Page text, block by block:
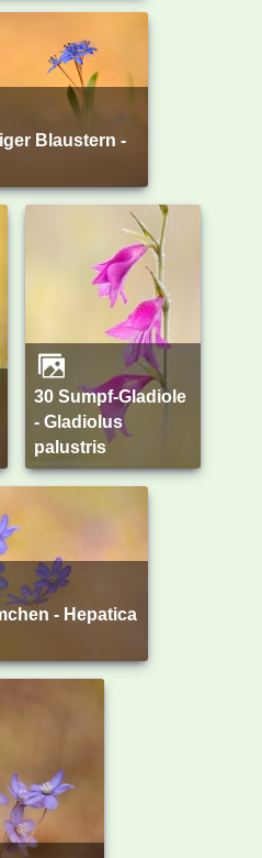
30 Sumpf-Gladiole
- Gladiolus
palustris